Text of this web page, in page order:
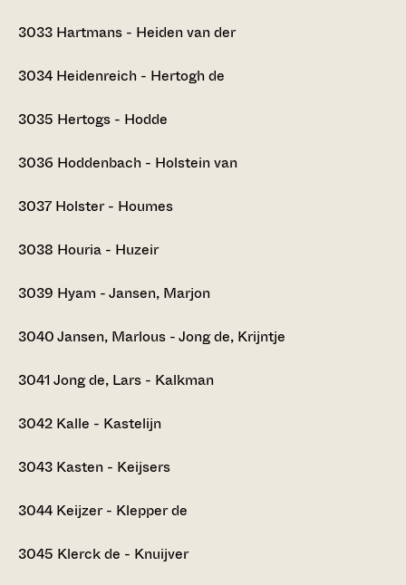
3033 Hartmans - Heiden van der
3034 Heidenreich - Hertogh de
3035 Hertogs - Hodde
3036 Hoddenbach - Holstein van
3037 Holster - Houmes
3038 Houria - Huzeir
3039 Hyam - Jansen, Marjon
3040Jansen, Marlous - Jong de, Krijntje
3041 Jong de, Lars - Kalkman
3042 Kalle - Kastelijn
3043 Kasten - Keijsers
3044 Keijzer - Klepper de
3045 Klerck de - Knuijver